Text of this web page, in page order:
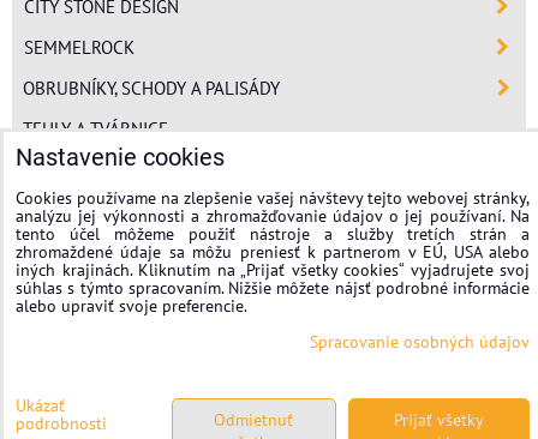
CITY STONE DESIGN
SEMMELROCK
OBRUBNÍKY, SCHODY A PALISÁDY
TEHLY A TVÁRNICE
POLYSTYRÉN
MINERÁLNA VLNA
FASÁDNE OMIETKY
stavplotstavebniny
Nastavenie cookies Spracovanie osobných údajov
Nastavenie cookies
Cookies používame na zlepšenie vašej návštevy tejto webovej stránky,
analýzu jej výkonnosti a zhromažďovanie údajov o jej používaní. Na
tento účel môžeme použiť nástroje a služby tretích strán a
zhromaždené údaje sa môžu preniesť k partnerom v EÚ, USA alebo
iných krajinách. Kliknutím na „Prijať všetky cookies“ vyjadrujete svoj
súhlas s týmto spracovaním. Nižšie môžete nájsť podrobné informácie
alebo upraviť svoje preferencie.
Spracovanie osobných údajov
Ukázať
podrobnosti
Prijať všetky
Odmietnuť